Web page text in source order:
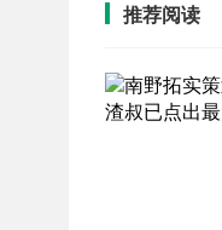
推荐阅读